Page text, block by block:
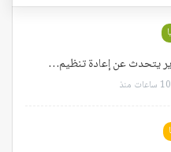
يتحدث عن إعادة تنظيم…
10 ساعات منذ